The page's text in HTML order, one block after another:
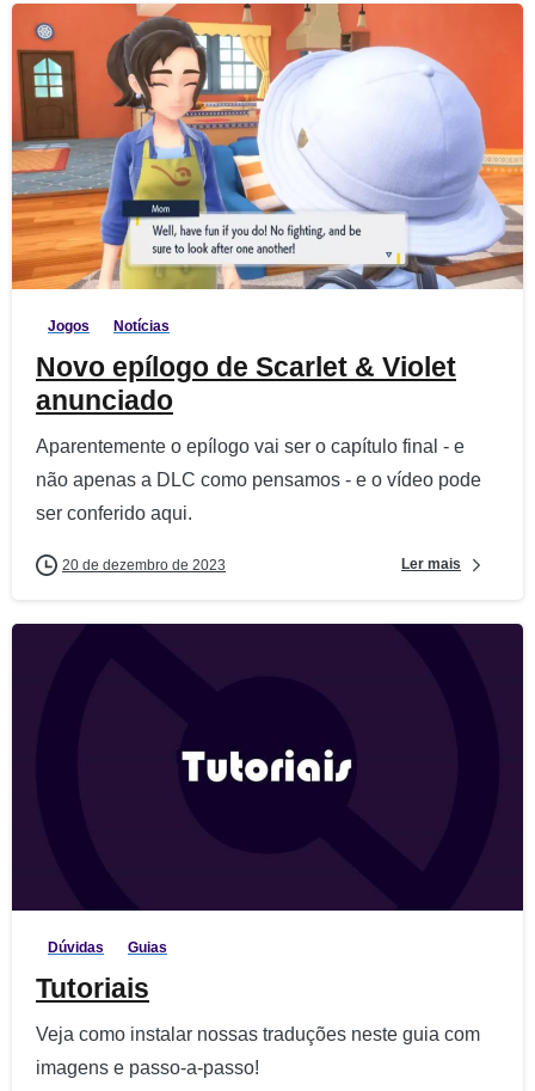
Jogos Notícias
Novo epílogo de Scarlet & Violet
anunciado
Aparentemente o epílogo vai ser o capítulo final - e
não apenas a DLC como pensamos - e o vídeo pode
ser conferido aqui.
20 de dezembro de 2023 Ler mais
Dúvidas Guias
Tutoriais
Veja como instalar nossas traduções neste guia com
imagens e passo-a-passo!